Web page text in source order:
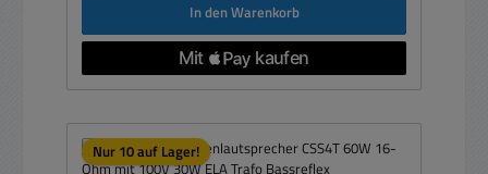
In den Warenkorb
Nur 10 auf Lager!